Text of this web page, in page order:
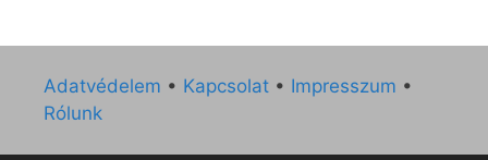
Adatvédelem • Kapcsolat • Impresszum •
Rólunk